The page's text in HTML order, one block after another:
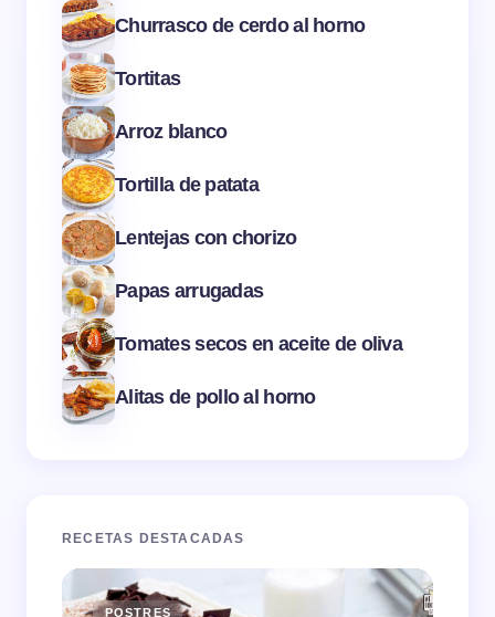
Churrasco de cerdo al horno
Tortitas
Arroz blanco
Tortilla de patata
Lentejas con chorizo
Papas arrugadas
Tomates secos en aceite de oliva
Alitas de pollo al horno
RECETAS DESTACADAS
POSTRES